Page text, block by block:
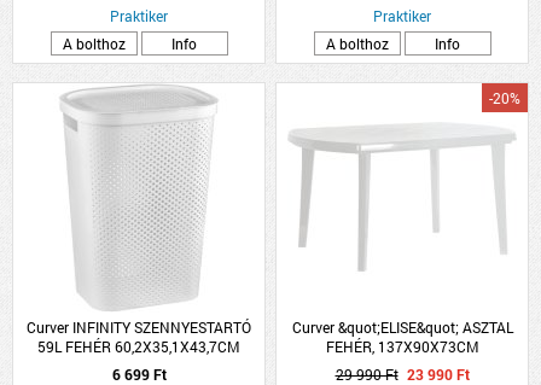
Praktiker
A bolthoz
Info
Praktiker
A bolthoz
Info
Curver INFINITY SZENNYESTARTÓ
59L FEHÉR 60,2X35,1X43,7CM
6 699 Ft
Curver &quot;ELISE&quot; ASZTAL
FEHÉR, 137X90X73CM
-20%
29 990 Ft 23 990 Ft